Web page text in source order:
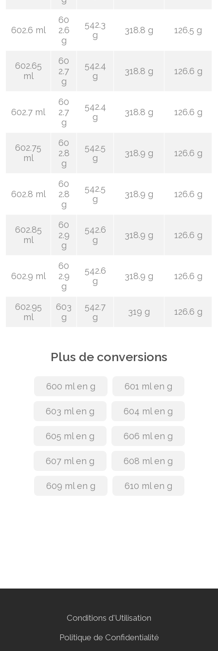
602.6 ml
60
2.6
g
542.3
g
318.8 g 126.5 g
602.65
ml
60
2.7
g
542.4
g
318.8 g 126.6 g
602.7 ml
60
2.7
g
542.4
g
318.8 g 126.6 g
602.75
ml
60
2.8
g
542.5
g
318.9 g 126.6 g
602.8 ml
60
2.8
g
542.5
g
318.9 g 126.6 g
602.85
ml
60
2.9
g
542.6
g
318.9 g 126.6 g
602.9 ml
60
2.9
g
542.6
g
318.9 g 126.6 g
602.95
ml
603
g
542.7
g
319 g 126.6 g
Plus de conversions
600 ml en g 601 ml en g
603 ml en g 604 ml en g
605 ml en g 606 ml en g
607 ml en g 608 ml en g
609 ml en g 610 ml en g
Conditions d'Utilisation
Politique de Confidentialité